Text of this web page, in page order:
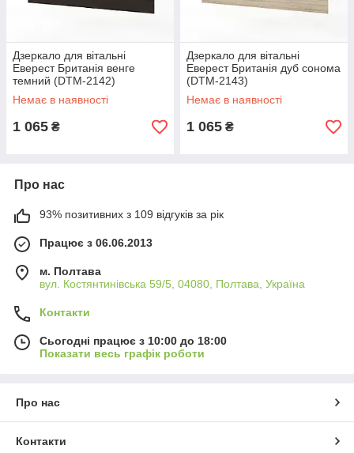
Дзеркало для вітальні
Еверест Британія венге
темний (DTM-2142)
Немає в наявності
1 065 ₴
Дзеркало для вітальні
Еверест Британія дуб сонома
(DTM-2143)
Немає в наявності
1 065 ₴
Про нас
93% позитивних з 109 відгуків за рік
Працює з 06.06.2013
м. Полтава
вул. Костянтинівська 59/5, 04080, Полтава, Україна
Контакти
Сьогодні працює з 10:00 до 18:00
Показати весь графік роботи
Про нас
Контакти